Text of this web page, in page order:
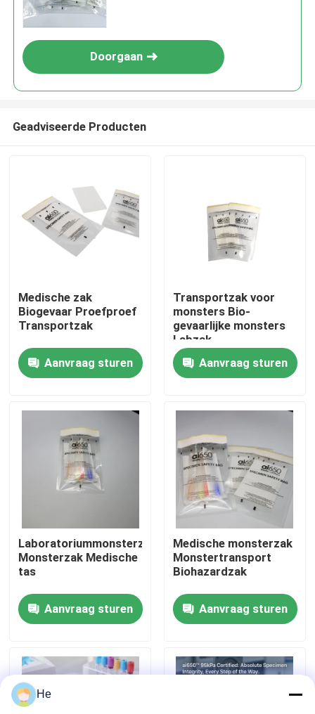
Thuis
Producten
Over ons
Fabriekstocht
Kwaliteitscontrole
Nieuws
Vraag een offerte
95Kpa zakken
95kPa de Zak van het specimenvervoer
Doorgaan
Geadviseerde Producten
Medische zak
Biogevaar Proefproef
Transportzak
Aanvraag sturen
Transportzak voor
monsters Bio-
gevaarlijke monsters
Labzak
Aanvraag sturen
Laboratoriummonsterzak
Monsterzak Medische
tas
Aanvraag sturen
Medische monsterzak
Monstertransport
Biohazardzak
Aanvraag sturen
He